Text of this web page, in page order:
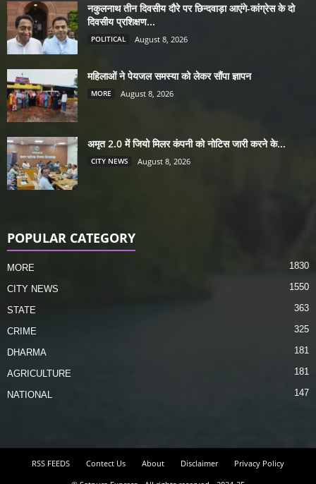
नकुलनाथ तीन दिवसीय दौरे पर छिन्दवाड़ा आएंगे-कांग्रेस के दो
दिवसीय प्रशिक्षण...
POLITICAL August 8, 2026
महिलाओं ने पेयजल समस्या को लेकर सौंपा ज्ञापन
MORE August 8, 2026
अमृत 2.0 में जियो मिलर कंपनी को नोटिस जारी करने के...
CITY NEWS August 8, 2026
POPULAR CATEGORY
MORE 1830
CITY NEWS 1550
STATE 363
CRIME 325
DHARMA 181
AGRICULTURE 181
NATIONAL 147
RSS FEEDS Contect Us About Disclaimer
Privacy Policy